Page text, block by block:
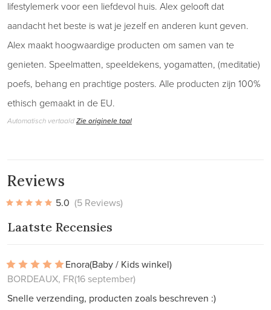
lifestylemerk voor een liefdevol huis. Alex gelooft dat
aandacht het beste is wat je jezelf en anderen kunt geven.
Alex maakt hoogwaardige producten om samen van te
genieten. Speelmatten, speeldekens, yogamatten, (meditatie)
poefs, behang en prachtige posters. Alle producten zijn 100%
ethisch gemaakt in de EU.
Automatisch vertaaldZie originele taal
Reviews
5.0 (5 Reviews)
Laatste Recensies
Enora(Baby / Kids winkel)
BORDEAUX, FR(16 september)
Snelle verzending, producten zoals beschreven :)